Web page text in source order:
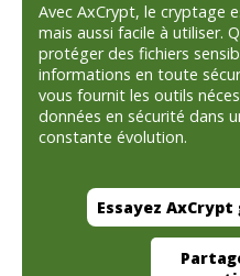
Avec AxCrypt, le cryptage
mais aussi facile à utiliser.
protéger des fichiers
informations en toute
vous fournit les outils
données en sécurité dans
constante évolution.
Essayez